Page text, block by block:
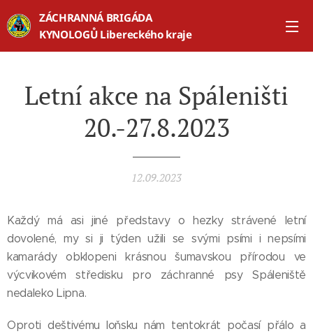
ZÁCHRANNÁ BRIGÁDA
KYNOLOGŮ Libereckého kraje
Letní akce na Spáleništi
20.-27.8.2023
12.09.2023
Každý má asi jiné představy o hezky strávené letní
dovolené, my si ji týden užili se svými psími i nepsími
kamarády obklopeni krásnou šumavskou přírodou ve
výcvikovém středisku pro záchranné psy Spáleniště
nedaleko Lipna.
Oproti deštivému loňsku nám tentokrát počasí přálo a